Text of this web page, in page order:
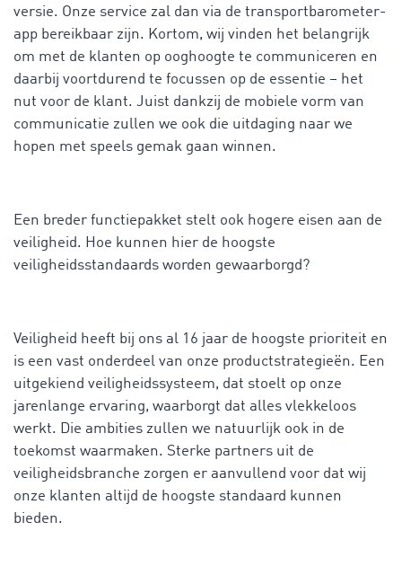
versie. Onze service zal dan via de transportbarometer-
app bereikbaar zijn. Kortom, wij vinden het belangrijk
om met de klanten op ooghoogte te communiceren en
daarbij voortdurend te focussen op de essentie – het
nut voor de klant. Juist dankzij de mobiele vorm van
communicatie zullen we ook die uitdaging naar we
hopen met speels gemak gaan winnen.
Een breder functiepakket stelt ook hogere eisen aan de
veiligheid. Hoe kunnen hier de hoogste
veiligheidsstandaards worden gewaarborgd?
Veiligheid heeft bij ons al 16 jaar de hoogste prioriteit en
is een vast onderdeel van onze productstrategieën. Een
uitgekiend veiligheidssysteem, dat stoelt op onze
jarenlange ervaring, waarborgt dat alles vlekkeloos
werkt. Die ambities zullen we natuurlijk ook in de
toekomst waarmaken. Sterke partners uit de
veiligheidsbranche zorgen er aanvullend voor dat wij
onze klanten altijd de hoogste standaard kunnen
bieden.